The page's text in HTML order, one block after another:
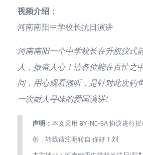
视频介绍：
河南南阳中学校长抗日演讲
河南南阳一个中学校长在升旗仪式
人，振奋人心！请各位能在百忙之
间，用心观看倾听，是针对此次钓
一次耐人寻味的爱国演讲!
声明： 本文采用 BY-NC-SA 协议进行
创，转载请注明转自 你好！刘